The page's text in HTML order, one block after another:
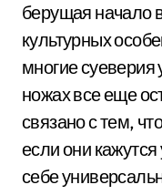
берущая начало
культурных
многие
ножах все еще
связано с тем,
если они
себе